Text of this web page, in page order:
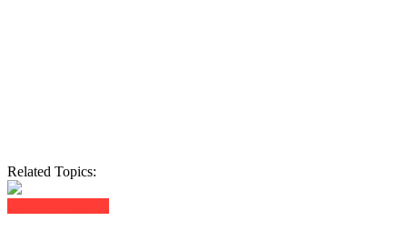
Related Topics: